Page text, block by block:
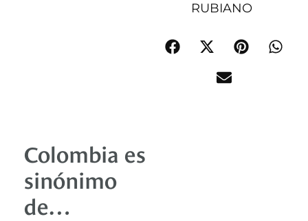
RUBIANO
Colombia es
sinónimo
de…